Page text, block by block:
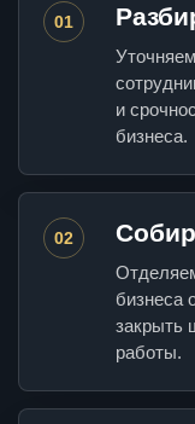
01
и
бизнеса.
02
бизнеса
закрыть
работы.